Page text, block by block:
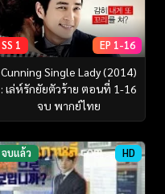
SS 1 EP 1-16
Cunning Single Lady (2014)
: เล่ห์รักยัยตัวร้าย ตอนที่ 1-16
จบ พากย์ไทย
จบแล้ว HD